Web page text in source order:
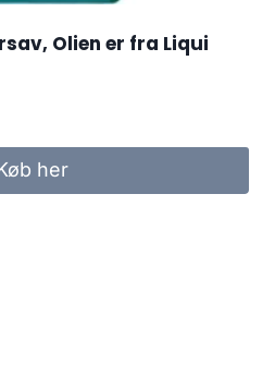
Olien er fra Liqui
her